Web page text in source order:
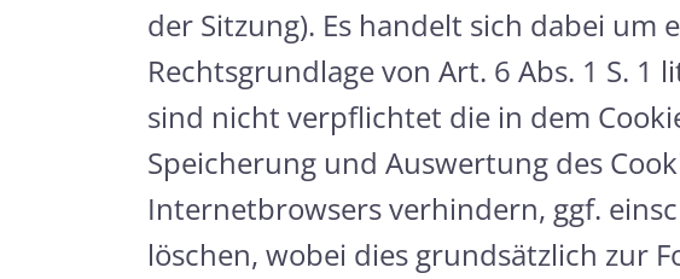
der Sitzung). Es handelt sich dabei
Rechtsgrundlage von Art. 6 Abs. 1 S. 1
sind nicht verpflichtet die in dem
Speicherung und Auswertung des
Internetbrowsers verhindern, ggf.
löschen, wobei dies grundsätzlich zur